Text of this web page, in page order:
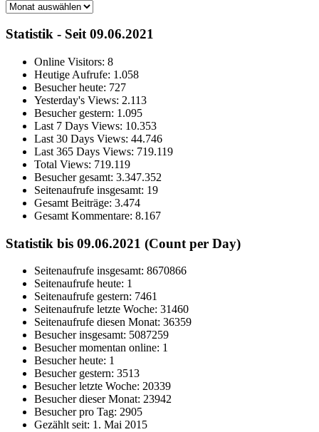
Archiv
Statistik - Seit 09.06.2021
Online Visitors: 8
Heutige Aufrufe: 1.058
Besucher heute: 727
Yesterday's Views: 2.113
Besucher gestern: 1.095
Last 7 Days Views: 10.353
Last 30 Days Views: 44.746
Last 365 Days Views: 719.119
Total Views: 719.119
Besucher gesamt: 3.347.352
Seitenaufrufe insgesamt: 19
Gesamt Beiträge: 3.474
Gesamt Kommentare: 8.167
Statistik bis 09.06.2021 (Count per Day)
Seitenaufrufe insgesamt: 8670866
Seitenaufrufe heute: 1
Seitenaufrufe gestern: 7461
Seitenaufrufe letzte Woche: 31460
Seitenaufrufe diesen Monat: 36359
Besucher insgesamt: 5087259
Besucher momentan online: 1
Besucher heute: 1
Besucher gestern: 3513
Besucher letzte Woche: 20339
Besucher dieser Monat: 23942
Besucher pro Tag: 2905
Gezählt seit: 1. Mai 2015